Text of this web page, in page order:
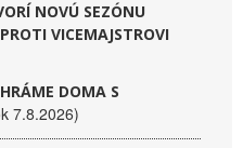
NOVÚ SEZÓNU
VICEMAJSTROVI
DOMA S
7.8.2026)